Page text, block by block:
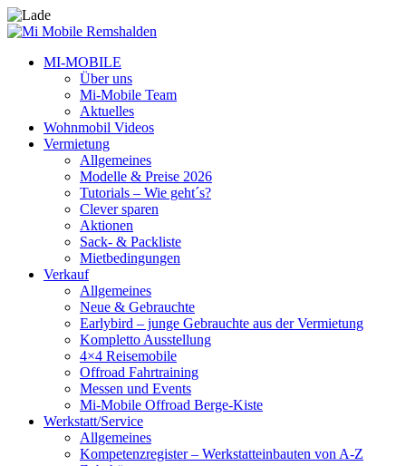
MI-MOBILE
Über uns
Mi-Mobile Team
Aktuelles
Wohnmobil Videos
Vermietung
Allgemeines
Modelle & Preise 2026
Tutorials – Wie geht´s?
Clever sparen
Aktionen
Sack- & Packliste
Mietbedingungen
Verkauf
Allgemeines
Neue & Gebrauchte
Earlybird – junge Gebrauchte aus der Vermietung
Kompletto Ausstellung
4×4 Reisemobile
Offroad Fahrtraining
Messen und Events
Mi-Mobile Offroad Berge-Kiste
Werkstatt/Service
Allgemeines
Kompetenzregister – Werkstatteinbauten von A-Z